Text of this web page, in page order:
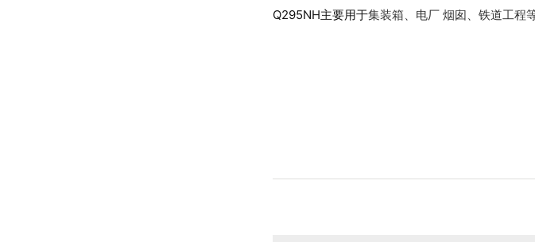
Q295NH主要用于集装箱、电厂 烟囱、铁道工程